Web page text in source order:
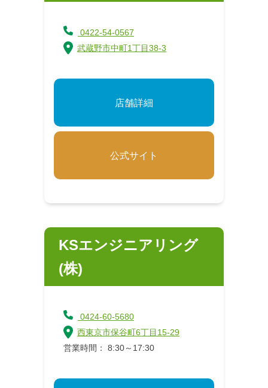
0422-54-0567
武蔵野市中町1丁目38-3
店舗詳細
公式サイト
KSエンジニアリング
(株)
0424-60-5680
西東京市保谷町6丁目15-29
営業時間： 8:30～17:30